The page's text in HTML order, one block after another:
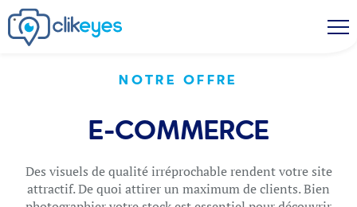
NOTRE OFFRE
E-COMMERCE
Des visuels de qualité irréprochable rendent votre site
attractif. De quoi attirer un maximum de clients. Bien